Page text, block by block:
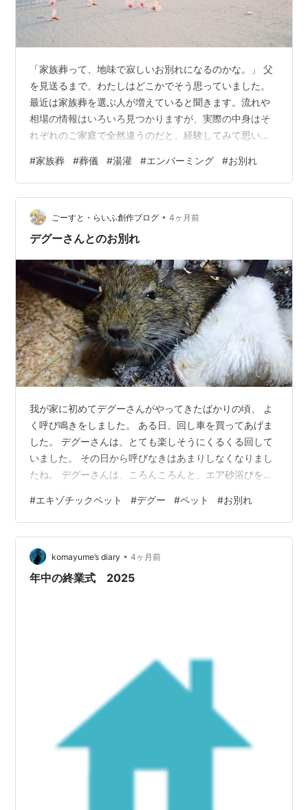
「家族葬って、地味で寂しいお別れになるのかな。」 父
を見送るまで、わたしはどこかでそう思っていました。
最近は家族葬を選ぶ人が増えていると聞きます。流れや
相場の情報はいろいろ見つかりますが、実際の中身はそ
れぞれのご家庭で全然違うのだと、経験してみて思いま
かったわたしたちが、結果的に父らしい見送りをできた
理由について。 何も決めていなかった。それでも形には
なった なぜ家族葬を選んだのか 家族葬がこんなに自由だ
とは、知らなかった 打ち合わせで決めることは、想像の
何倍もあった この経験から、わたしが変わったこと まと
#家族葬 #葬儀 #湯灌 #エンバーミング #お別れ
ごーすと・らいふ創作ブログ • 4ヶ月前
デグーさんとのお別れ
我が家に初めてデグーさんがやってきたばかりの頃、 よ
く呼び鳴きをしました。 ある日、回し車を買ってあげま
した。 デグーさんは、とても楽しそうにくるくる回して
いました。 その日から呼びなきはあまりしなくなりまし
たね。 デグーさんは、ころんころんと、エア砂浴びをし
スに入れてあげてました。 たまにデグーさんは 世話担当
ではない僕にまで 砂浴びの催促をしてきたこともありま
した。 デグーさんは、うちにいたファンシーラットさん
たちよりも 長生きするだろうね。と、いつも話していま
した。 大好きだったハンモック。 デグーさんは３月の終
#エキゾチックペット #デグー #ペット #お別れ
komayume’s diary • 4ヶ月前
年中の終業式 2025